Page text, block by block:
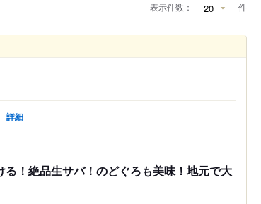
表示件数： 件
詳細
！絶品生サバ！のどぐろも美味！地元で大